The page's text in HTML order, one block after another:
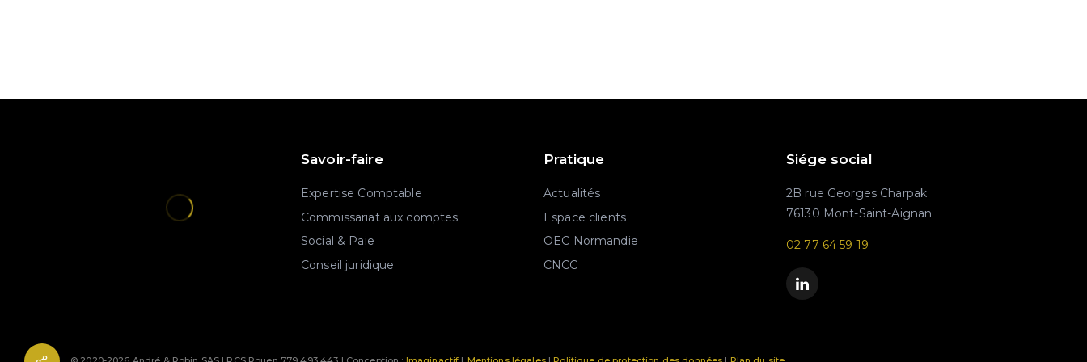
Savoir-faire
Expertise Comptable
Commissariat aux comptes
Social & Paie
Conseil juridique
Pratique
Actualités
Espace clients
OEC Normandie
CNCC
Siége social
2B rue Georges Charpak
76130 Mont-Saint-Aignan
02 77 64 59 19